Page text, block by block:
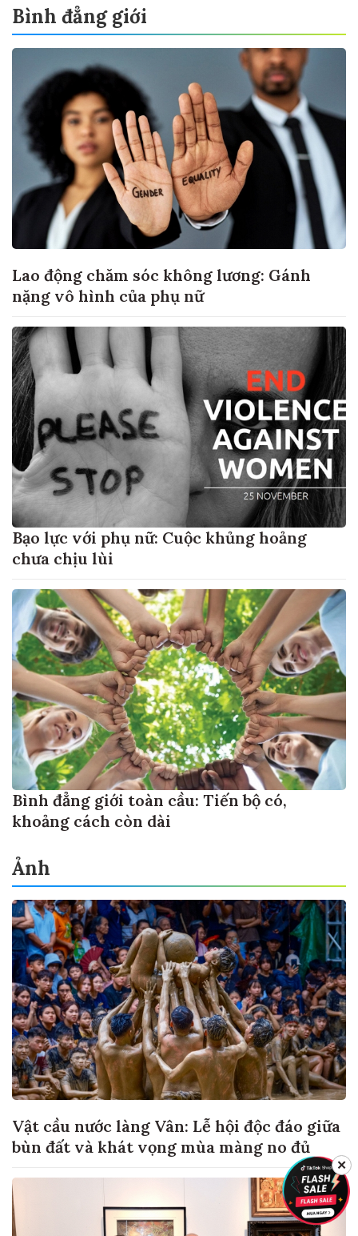
Bình đẳng giới
Lao động chăm sóc không lương: Gánh
nặng vô hình của phụ nữ
Bạo lực với phụ nữ: Cuộc khủng hoảng
chưa chịu lùi
Bình đẳng giới toàn cầu: Tiến bộ có,
khoảng cách còn dài
Ảnh
Vật cầu nước làng Vân: Lễ hội độc đáo giữa
bùn đất và khát vọng mùa màng no đủ
✕